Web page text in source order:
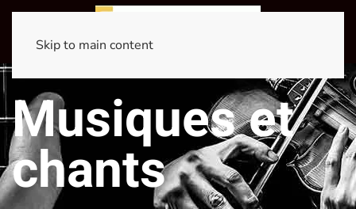
Skip to main content
Musiques et
chants